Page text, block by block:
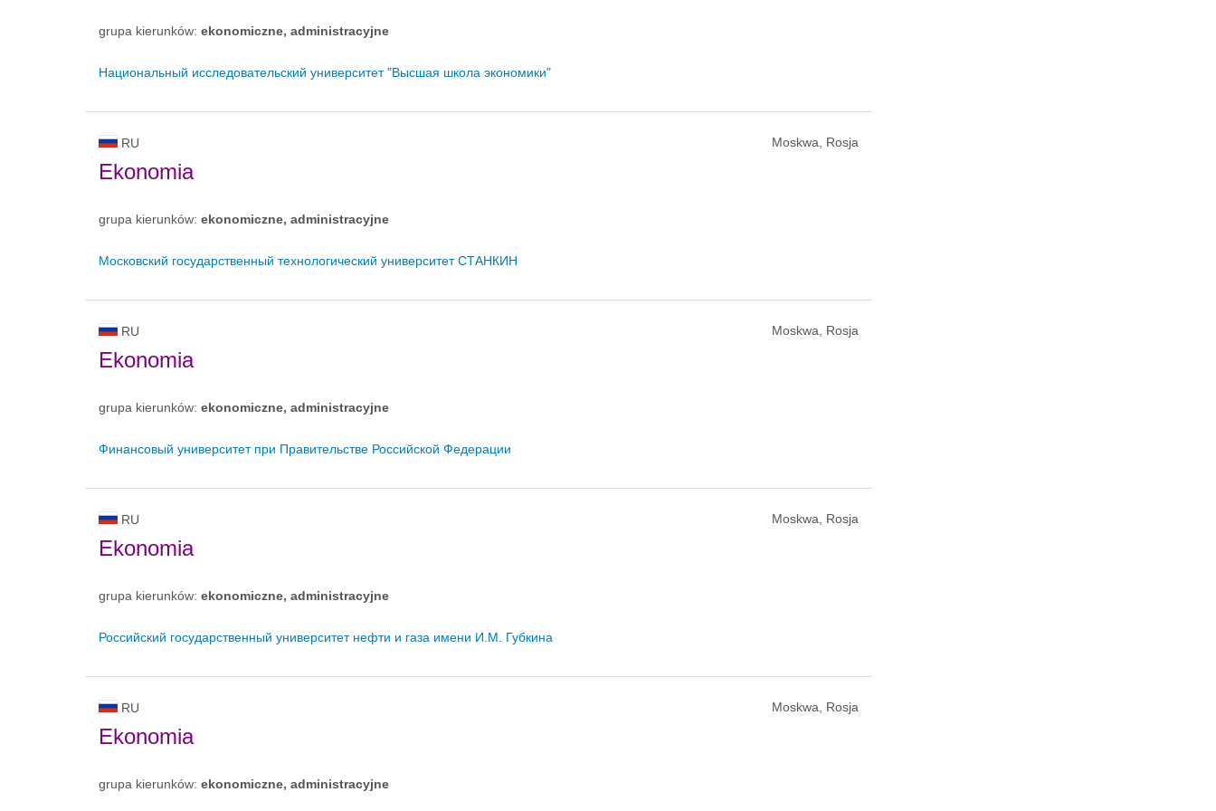
grupa kierunków: ekonomiczne, administracyjne
Национальный исследовательский университет "Высшая школа экономики"
RU Moskwa, Rosja
Ekonomia
grupa kierunków: ekonomiczne, administracyjne
Московский государственный технологический университет СТАНКИН
RU Moskwa, Rosja
Ekonomia
grupa kierunków: ekonomiczne, administracyjne
Финансовый университет при Правительстве Российской Федерации
RU Moskwa, Rosja
Ekonomia
grupa kierunków: ekonomiczne, administracyjne
Российский государственный университет нефти и газа имени И.М. Губкина
RU Moskwa, Rosja
Ekonomia
grupa kierunków: ekonomiczne, administracyjne